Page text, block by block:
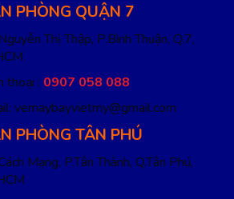
PHÒNG QUẬN 7
Thị Thập, P.Bình Thuận, Q.7,
thoại : 0907 058 088
vemaybayvietmy@gmail.com
PHÒNG TÂN PHÚ
Mạng, P.Tân Thành, Q.Tân Phú,